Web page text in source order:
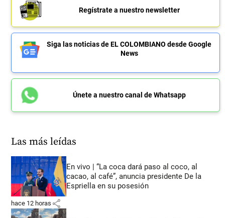
Regístrate a nuestro newsletter
Siga las noticias de EL COLOMBIANO desde Google
News
Únete a nuestro canal de Whatsapp
Las más leídas
En vivo | “La coca dará paso al coco, al
cacao, al café”, anuncia presidente De la
Espriella en su posesión
hace 12 horas share